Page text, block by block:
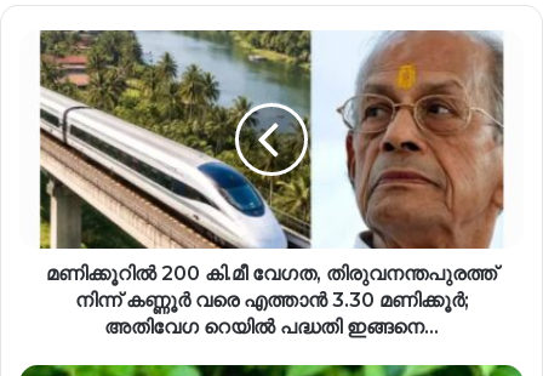
മണിക്കൂറിൽ 200 കി.മീ വേഗത, തിരുവനന്തപുരത്ത്
നിന്ന് കണ്ണൂർ വരെ എത്താൻ 3.30 മണിക്കൂർ;
അതിവേഗ റെയിൽ പദ്ധതി ഇങ്ങനെ…